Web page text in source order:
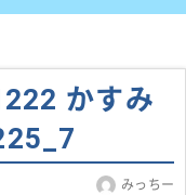
かすみ
みっちー